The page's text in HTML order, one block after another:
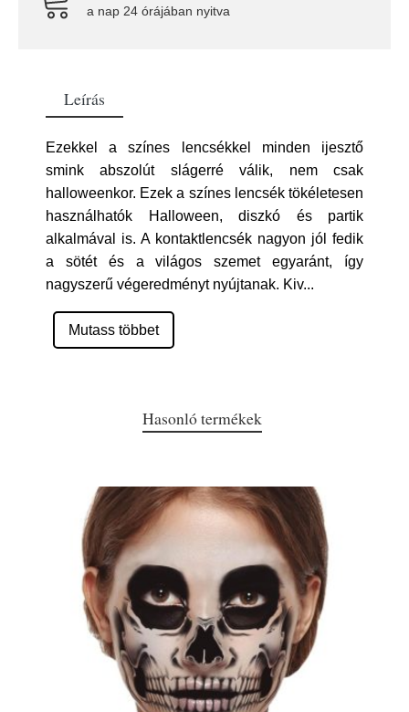
a nap 24 órájában nyitva
Leírás
Ezekkel a színes lencsékkel minden ijesztő
smink abszolút slágerré válik, nem csak
halloweenkor. Ezek a színes lencsék tökéletesen
használhatók Halloween, diszkó és partik
alkalmával is. A kontaktlencsék nagyon jól fedik
a sötét és a világos szemet egyaránt, így
nagyszerű végeredményt nyújtanak. Kiv...
Mutass többet
Hasonló termékek